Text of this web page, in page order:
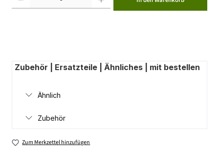
Zubehör | Ersatzteile | Ähnliches | mit bestellen
Ähnlich
Zubehör
Zum Merkzettel hinzufügen